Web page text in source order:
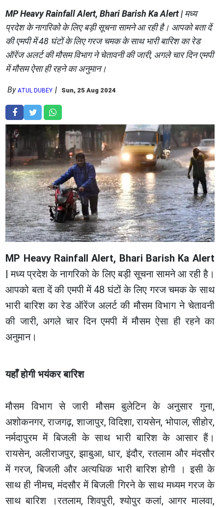
MP Heavy Rainfall Alert, Bhari Barish Ka Alert | मध्य
प्रदेश के नागरिको के लिए बड़ी सूचना सामने आ रही है। आपको बता दें
की एमपी में 48 घंटों के लिए गरज चमक के साथ भारी बारिश का रेड
ऑरेंज अलर्ट की मौसम विभाग ने चेतावनी की जारी, अगले चार दिन एमपी
में मौसम ऐसा ही रहने का अनुमान।
ByATUL DUBEY Sun, 25 Aug 2024
MP Heavy Rainfall Alert, Bhari Barish Ka Alert
| मध्य प्रदेश के नागरिको के लिए बड़ी सूचना सामने आ रही है।
आपको बता दें की एमपी में 48 घंटों के लिए गरज चमक के साथ
भारी बारिश का रेड ऑरेंज अलर्ट की मौसम विभाग ने चेतावनी
की जारी, अगले चार दिन एमपी में मौसम ऐसा ही रहने का
अनुमान।
यहाँ होगी भयंकर बारिश
मौसम विभाग से जारी मौसम बुलेटिन के अनुसार गुना,
अशोकनगर, राजगढ़, शाजापुर, विदिशा, रायसेन, भोपाल, सीहोर,
नर्मदापुरम में बिजली के साथ भारी बारिश के आसार हैं।
रायसेन, अलीराजपुर, झाबुआ, धार, इंदौर, रतलाम और मंदसौर
में गरज, बिजली और अत्यधिक भारी बारिश होगी । इसी के
साथ ही नीमच, मंदसौर में बिजली गिरने के साथ मध्यम गरज के
साथ बारिश ।रतलाम, शिवपुरी, श्योपुर कलां, आगर मालवा,